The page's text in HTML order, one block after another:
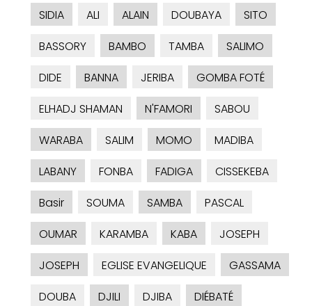
SIDIA
ALI ALAIN DOUBAYA
SITO
BASSORY
BAMBO TAMBA
SALIMO
DIDE
BANNA JERIBA
GOMBA FOTÉ
ELHADJ SHAMAN
N'FAMORI
SABOU
WARABA
SALIM MOMO
MADIBA
LABANY
FONBA FADIGA
CISSEKEBA
Basir
SOUMA SAMBA
PASCAL
OUMAR
KARAMBA KABA
JOSEPH
JOSEPH
EGLISE EVANGELIQUE
GASSAMA
DOUBA
DJILI DJIBA
DIÉBATÉ